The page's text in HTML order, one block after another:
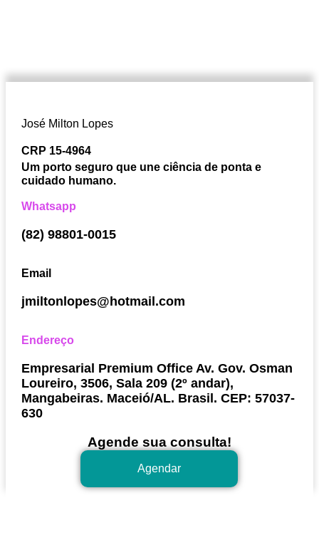
José Milton Lopes​
CRP 15-4964
Um porto seguro que une ciência de ponta e
cuidado humano.
Whatsapp
(82) 98801-0015
Email
jmiltonlopes@hotmail.com
Endereço
Empresarial Premium Office Av. Gov. Osman
Loureiro, 3506, Sala 209 (2º andar),
Mangabeiras. Maceió/AL. Brasil. CEP: 57037-
630
Agende sua consulta!
Agendar